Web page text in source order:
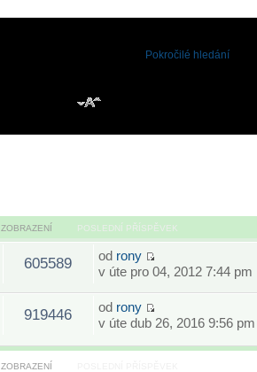
Pokročilé hledání
ZOBRAZENÍ POSLEDNÍ PŘÍSPĚVEK
605589 od rony
v úte pro 04, 2012 7:44 pm
919446 od rony
v úte dub 26, 2016 9:56 pm
ZOBRAZENÍ